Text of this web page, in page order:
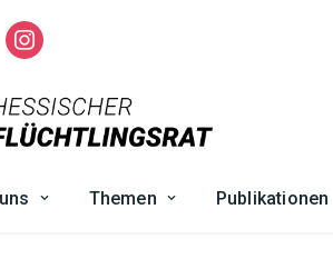
Themen Publikationen